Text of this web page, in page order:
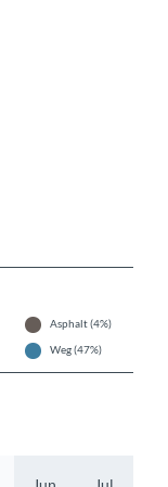
Asphalt (4%)
Weg (47%)